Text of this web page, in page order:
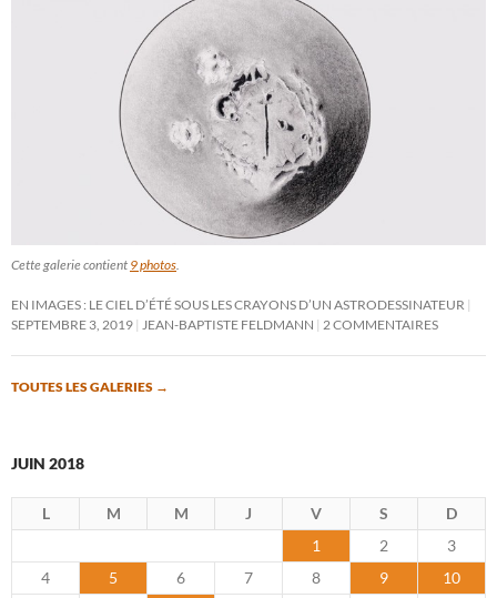
Cette galerie contient 9 photos
EN IMAGES : LE CIEL D’ÉTÉ SOUS LES CRAYONS D’UN ASTRODESSINATEUR
SEPTEMBRE 3, 2019
JEAN-BAPTISTE FELDMANN 2 COMMENTAIRES
TOUTES LES GALERIES →
JUIN 2018
L M M J V S
D
1
2
3
4
5 6 7 8 9
10